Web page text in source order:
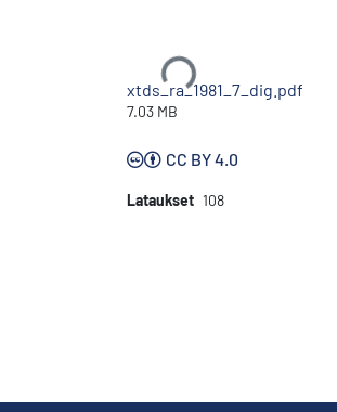
Ladataan...
xtds_ra_1981_7_dig.pdf
7.03 MB
CC BY 4.0
Lataukset 108